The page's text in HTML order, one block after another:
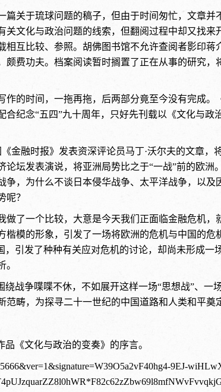
关于琉球问题的稿子，但由于时间匆忙，文章并
文化与政治问题的线索，但翻阅过程中却又找来
相互比较、参照。胡佛图书馆不允许查阅者影印蒋
费功夫。档案阅读暂时搁置了正在从事的研究，
作的时间，一拖再拖，后两部分竟至今没有完成。
纪念“五四”九十周年，只好先刊载以《文化与政
金融时报》发表资深评论员马丁·沃尔夫的文章，
坛发表演说，将亚洲局势比之于“一战”前的欧洲
，为什么不谈日本侵华战争、太平洋战争，以及
呢？
了一个比较，大意是今天我们正面临金融危机，
模的形象，引发了一场将欧洲的危机与中国的危
引发了种种有关应对危机的讨论，却尚未形成一
。
战争喋喋不休，不如展开这样一场“思想战”、一
畴，为探寻二十一世纪的中国道路和人类和平奠
品 《文化与政治的变奏》 的序言。
9EJ-